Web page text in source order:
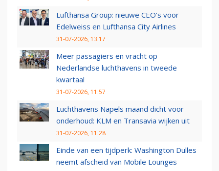
Lufthansa Group: nieuwe CEO’s voor
Edelweiss en Lufthansa City Airlines
31-07-2026, 13:17
Meer passagiers en vracht op
Nederlandse luchthavens in tweede
kwartaal
31-07-2026, 11:57
Luchthavens Napels maand dicht voor
onderhoud: KLM en Transavia wijken uit
31-07-2026, 11:28
Einde van een tijdperk: Washington Dulles
neemt afscheid van Mobile Lounges